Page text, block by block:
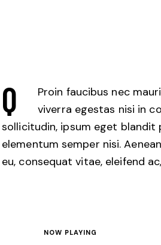
Q
Proin faucibus nec
viverra egestas nisi in
sollicitudin, ipsum eget blandit
elementum semper nisi.
eu, consequat vitae, eleifend
NOW PLAYING